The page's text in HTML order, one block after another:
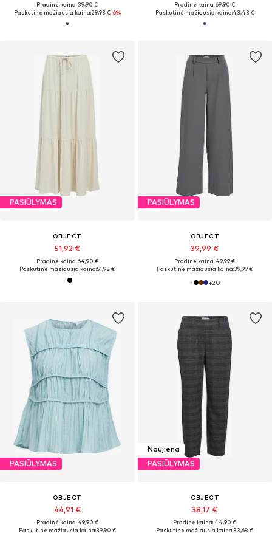
Pradinė kaina: 39,90 €
Paskutinė mažiausia kaina:29,93 €-6%
Pradinė kaina: 69,90 €
Paskutinė mažiausia kaina:43,43 €
PASIŪLYMAS
OBJECT
51,92 €
Pradinė kaina: 64,90 €
Paskutinė mažiausia kaina:51,92 €
PASIŪLYMAS
OBJECT
39,99 €
Pradinė kaina: 49,99 €
Paskutinė mažiausia kaina:39,99 €
+20
PASIŪLYMAS
OBJECT
44,91 €
Pradinė kaina: 49,90 €
Paskutinė mažiausia kaina:39,90 €
Naujiena
PASIŪLYMAS
OBJECT
38,17 €
Pradinė kaina: 44,90 €
Paskutinė mažiausia kaina:33,68 €